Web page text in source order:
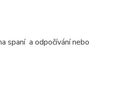
spaní a odpočívání nebo